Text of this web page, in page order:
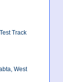
Track
West